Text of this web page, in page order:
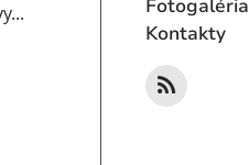
Fotogaléria
Kontakty